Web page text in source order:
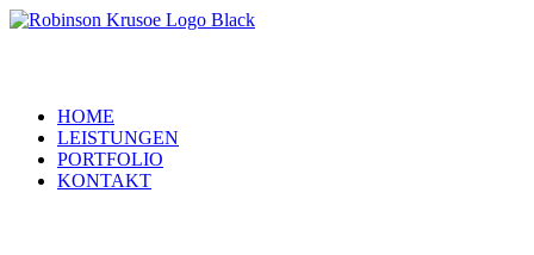
HOME
LEISTUNGEN
PORTFOLIO
KONTAKT